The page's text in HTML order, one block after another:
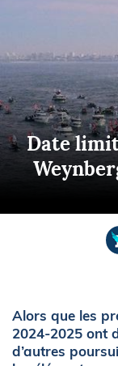
Date
Alors que les
2024-2025 ont
d’autres